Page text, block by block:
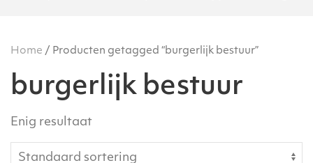
Home / Producten getagged “burgerlijk bestuur”
burgerlijk bestuur
Enig resultaat